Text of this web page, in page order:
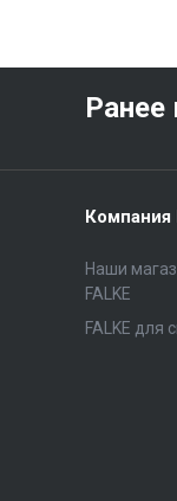
Компания
Наши
FALKE
FALKE для